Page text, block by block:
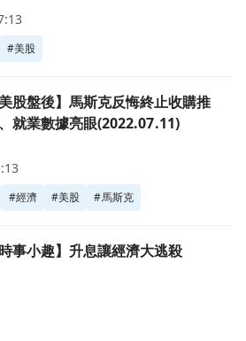
#美股
反悔終止收購推特、就業數據亮眼
美股盤後】馬斯克反悔終止收購推
就業數據亮眼(2022.07.11)
#經濟 #美股 #馬斯克
經濟大逃殺頁面
時事小趣】升息讓經濟大逃殺